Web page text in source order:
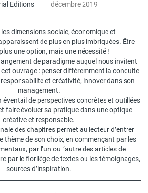
Editions
décembre 2019
les dimensions sociale, économique et
de plus en plus imbriquées. Être
une option, mais une nécessité !
de paradigme auquel nous invitent
cet ouvrage : penser différemment la conduite
et créativité, innover dans son
management.
éventail de perspectives concrètes et outillées
faire évoluer sa pratique dans une optique
créative et responsable.
des chapitres permet au lecteur d’entrer
thème de son choix, en commençant par les
par l’un ou l’autre des articles de
par le florilège de textes ou les témoignages,
sources d’inspiration.